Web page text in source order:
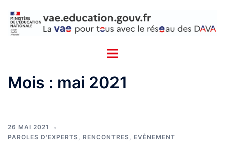
contenu
Mois : mai 2021
26 MAI 2021
PAROLES D'EXPERTS, RENCONTRES, EVÈNEMENT